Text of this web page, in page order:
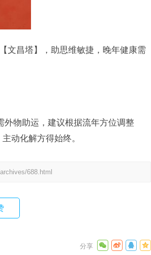
文昌塔】，助思维敏捷，晚年健康需
外物助运，建议根据流年方位调整
动化解方得始终。
688.html